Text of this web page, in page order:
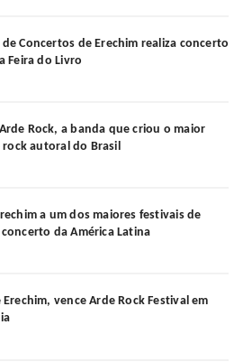
Concertos de Erechim realiza concerto
Feira do Livro
Rock, a banda que criou o maior
autoral do Brasil
a um dos maiores festivais de
da América Latina
vence Arde Rock Festival em